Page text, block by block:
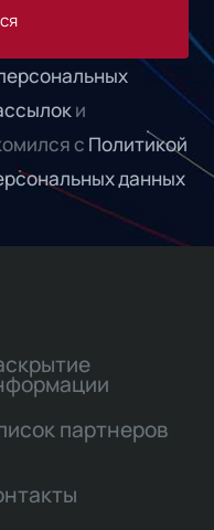
и
с Политикой
данных
партнеров